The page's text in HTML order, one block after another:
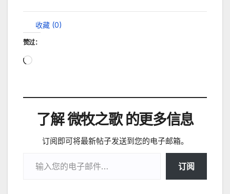
收藏 (0)
赞过：
正
载…
了解 微牧之歌 的更多信息
订阅即可将最新帖子发送到您的电子邮箱。
订阅